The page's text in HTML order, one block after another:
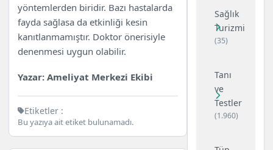
yöntemlerden biridir. Bazı hastalarda
fayda sağlasa da etkinliği kesin
kanıtlanmamıştır. Doktor önerisiyle
denenmesi uygun olabilir.
Yazar: Ameliyat Merkezi Ekibi
Etiketler :
Bu yazıya ait etiket bulunamadı.
Sağlık
Turizmi
(35)
Tanı
ve
Testler
(1.960)